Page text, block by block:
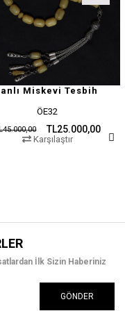
Miskevi Tesbih
ÖE32
TL25.000,00
Karşılaştır
İlk Sizin Haberiniz
GÖNDER